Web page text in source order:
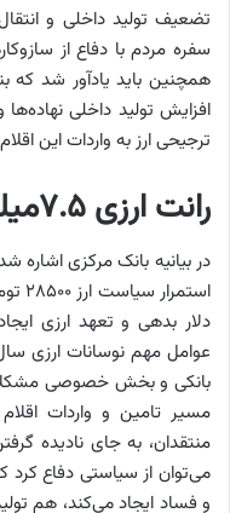
تضعیف تولید داخلی و
سفره مردم با دفاع از
افزایش تولید داخلی
ترجیحی ارز به واردات این
رانت ارزی ۷.۵‌میلیارد دلاری
در بیانیه بانک مرکزی
دلار بدهی و تعهد ارزی
بانکی و بخش خصوصی
مسیر تامین و واردات
منتقدان، به جای نادیده
می‌توان از سیاستی دفاع کرد
و فساد ایجاد می‌کند، هم